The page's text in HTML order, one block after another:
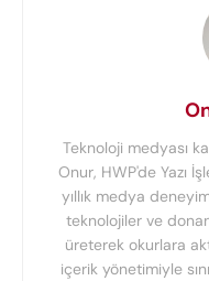
Teknoloji medyası
Onur, HWP'de Yazı
yıllık medya
teknolojiler ve
üreterek okurlara
içerik yönetimiyle